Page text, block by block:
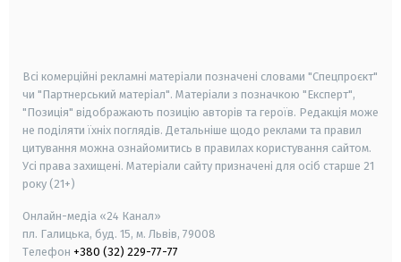
Всі комерційні рекламні матеріали позначені словами "Спецпроєкт"
чи "Партнерський матеріал". Матеріали з позначкою "Експерт",
"Позиція" відображають позицію авторів та героїв. Редакція може
не поділяти їхніх поглядів. Детальніше щодо реклами та правил
цитування можна ознайомитись в правилах користування сайтом.
Усі права захищені. Матеріали сайту призначені для осіб старше 21
року (21+)
Онлайн-медіа «24 Канал»
пл. Галицька, буд. 15, м. Львів, 79008
Телефон +380 (32) 229-77-77